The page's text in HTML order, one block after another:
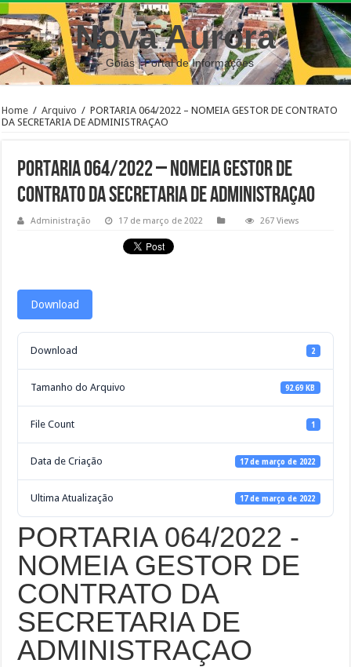
Nova Aurora
– Goiás | Portal de Informações
Home / Arquivo / PORTARIA 064/2022 – NOMEIA GESTOR DE CONTRATO
DA SECRETARIA DE ADMINISTRAÇAO
PORTARIA 064/2022 – NOMEIA GESTOR DE
CONTRATO DA SECRETARIA DE ADMINISTRAÇAO
Administração 17 de março de 2022 267 Views
Download
Download 2
Tamanho do Arquivo 92.69 KB
File Count 1
Data de Criação 17 de março de 2022
Ultima Atualização 17 de março de 2022
PORTARIA 064/2022 -
NOMEIA GESTOR DE
CONTRATO DA
SECRETARIA DE
ADMINISTRAÇAO